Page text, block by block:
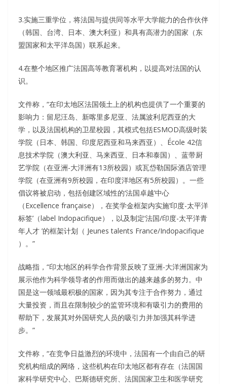
3.实施三重学位，将法国与提供同等水平大学能力的合作伙伴
（韩国、台湾、日本、澳大利亚）和具有高潜力的国家（东
盟国家和太平洋岛国）联系起来。
4.在整个地区推广法国高等教育署机构，以提高对法国的认
识。
文件称，“在印太地区法国领土上的机构也提供了一个重要的
影响力：留尼汪岛、新喀里多尼亚、法属波利尼西亚的大
学，以及法国机构的卫星校园，其模式包括ESMOD高级时装
学院（日本、韩国、印度尼西亚和马来西亚）、École 42信
息技术学院（澳大利亚、马来西亚、日本和泰国）、蓝带厨
艺学院（在亚洲-大洋洲有13所校园）或瓦岱勒国际酒店管理
学院（在亚洲有9所校园，在印度洋地区有5所校园）。一些
倡议将被启动，包括创建区域性的‘法国卓越’中心
（Excellence française），在奖学金框架内实施‘印度-太平洋
标签’（label Indopacifique），以及制定‘法国/印度-太平洋青
年人才 ’的框架计划（ Jeunes talents France/Indopacifique
）。”
战略指，“印太地区的科学合作背景反映了亚洲-大洋洲国家为
展示他作为科学领导者的作用而做出的越来越多的努力。中
国是这一领域最积极的国家，因为其专注于合作努力，通过
大量投资，而且在限制较少的监管环境和有吸引力的费用的
帮助下，发展其对外国研究人员的吸引力并加强其科学进
步。”
文件称，“在竞争日益激烈的环境中，法国有一个由自己的研
究机构组成的网络，这些机构在印太地区都有存在（法国国
家科学研究中心、巴斯德研究所、法国国家卫生和医学研究